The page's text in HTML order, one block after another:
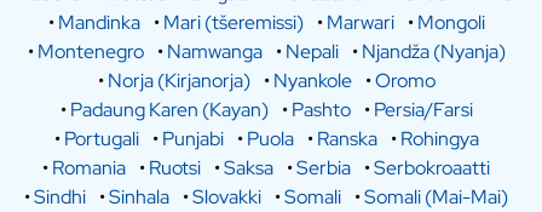
•Mandinka •Mari (tšeremissi) •Marwari •Mongoli
•Montenegro •Namwanga •Nepali •Njandža (Nyanja)
•Norja (Kirjanorja) •Nyankole •Oromo
•Padaung Karen (Kayan) •Pashto •Persia/Farsi
•Portugali •Punjabi •Puola •Ranska •Rohingya
•Romania •Ruotsi •Saksa •Serbia •Serbokroaatti
•Sindhi •Sinhala •Slovakki •Somali •Somali (Mai-Mai)